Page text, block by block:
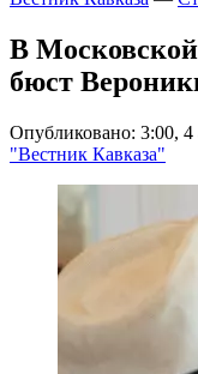
В
бюст
Опубликовано: 3:00,
"Вестник Кавказа"